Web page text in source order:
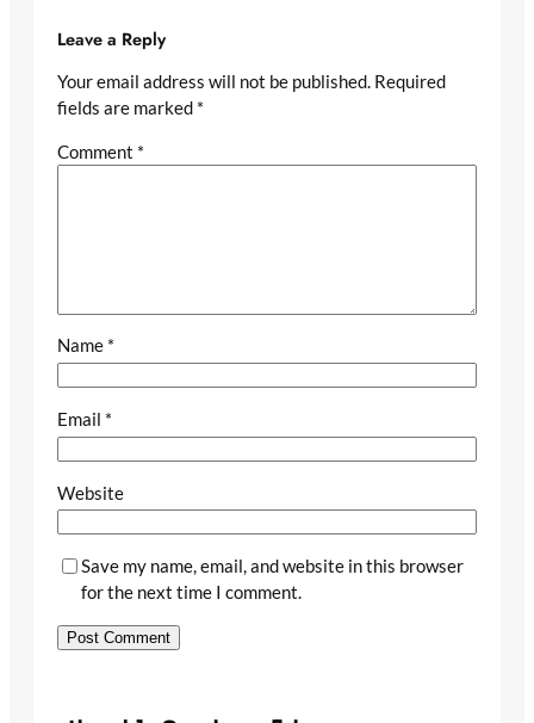
Leave a Reply
Your email address will not be published. Required
fields are marked *
Comment *
Name *
Email *
Website
Save my name, email, and website in this browser
for the next time I comment.